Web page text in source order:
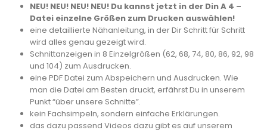
NEU! NEU! NEU! NEU! Du kannst jetzt in der Din A 4 –
Datei einzelne Größen zum Drucken auswählen!
eine detaillierte Nähanleitung, in der Dir Schritt für Schritt
wird alles genau gezeigt wird.
Schnittanzeigen in 8 Einzelgrößen (62, 68, 74, 80, 86, 92, 98
und 104) zum Ausdrucken.
eine PDF Datei zum Abspeichern und Ausdrucken. Wie
man die Datei am Besten druckt, erfährst Du in unserem
Punkt “über unsere Schnitte”.
kein Fachsimpeln, sondern einfache Erklärungen.
das dazu passend Videos dazu gibt es auf unserem